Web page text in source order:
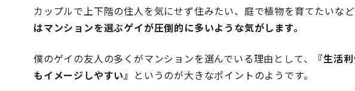
カップルで上下階の住人を気にせず住みたい、庭で植物を育てたいな
はマンションを選ぶゲイが圧倒的に多いような気がします。
僕のゲイの友人の多くがマンションを選んでいる理由として、
『生活
もイメージしやすい』 というのが大きなポイントのようです。